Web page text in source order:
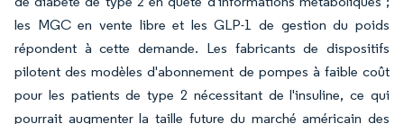
les MGC en vente libre et les GLP-1 de gestion du poids
répondent à cette demande. Les fabricants de dispositifs
pilotent des modèles d'abonnement de pompes à faible coût
pour les patients de type 2 nécessitant de l'insuline, ce qui
pourrait augmenter la taille future du marché américain des